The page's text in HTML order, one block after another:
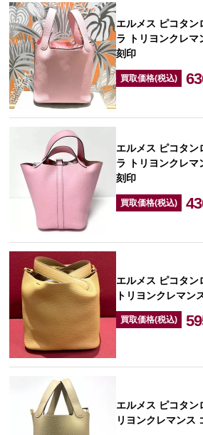
エルメス ピコタン
ラ トリヨンクレマ
刻印
買取価格(税込)
エルメス ピコタン
ラ トリヨンクレマ
刻印
買取価格(税込)
エルメス ピコタン
トリヨンクレマン
買取価格(税込)
エルメス ピコタン
リヨンクレマンス